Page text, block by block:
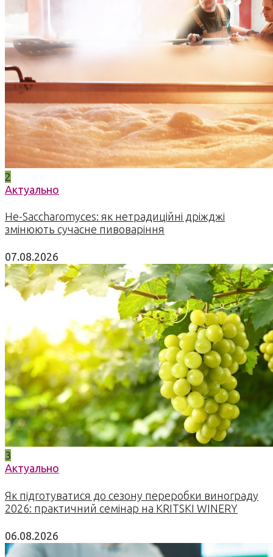
2
Актуально
Не-Saccharomyces: як нетрадиційні дріжджі
змінюють сучасне пивоваріння
07.08.2026
3
Актуально
Як підготуватися до сезону переробки винограду
2026: практичний семінар на KRITSKI WINERY
06.08.2026